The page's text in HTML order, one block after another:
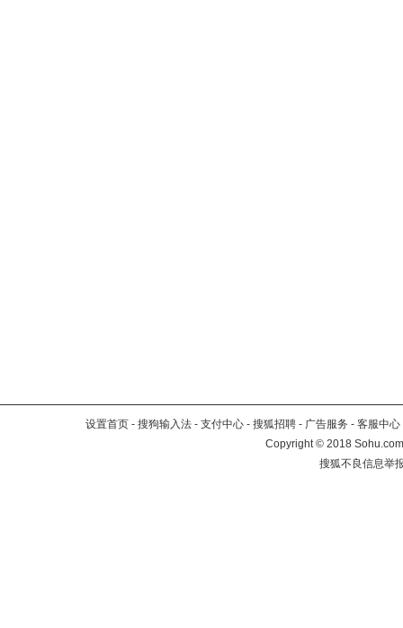
设置首页 - 搜狗输入法 - 支付中心 - 搜狐招聘 - 广告服务 - 客服中心
Copyright©2018
搜狐不良信息举